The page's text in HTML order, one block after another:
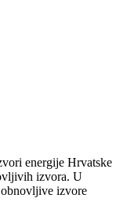
energije Hrvatske
izvora. U
izvore